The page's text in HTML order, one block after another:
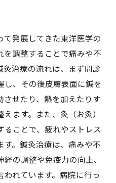
発展してきた東洋医学の
調整することで痛みや不
治療の流れは、まず問診
し、その後皮膚表面に鍼を
せたり、熱を加えたりす
ます。また、灸（お灸）
ることで、疲れやストレス
。鍼灸治療は、痛みや不
の調整や免疫力の向上、
れています。病院に行っ